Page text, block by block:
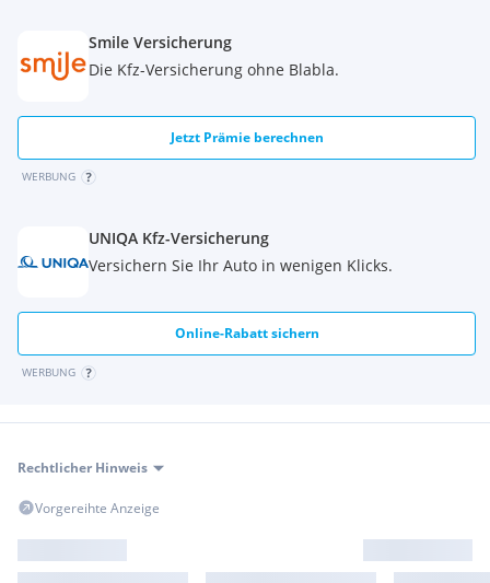
Smile Versicherung
Die Kfz-Versicherung ohne Blabla.
Jetzt Prämie berechnen
WERBUNG
UNIQA Kfz-Versicherung
Versichern Sie Ihr Auto in wenigen Klicks.
Online-Rabatt sichern
WERBUNG
Rechtlicher Hinweis
Vorgereihte Anzeige